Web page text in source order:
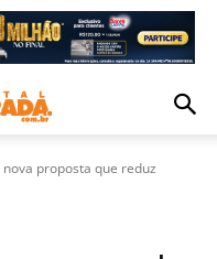
proposta que reduz